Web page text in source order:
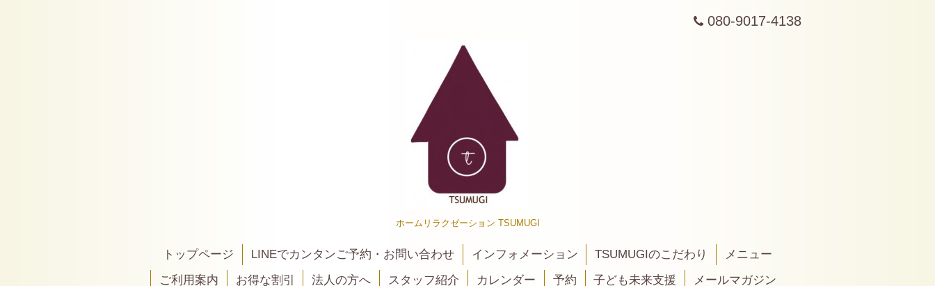
080-9017-4138
ホームリラクゼーション TSUMUGI
トップページ LINEでカンタンご予約・お問い合わせ インフォメーション TSUMUGIのこだわり
メニュー
ご利用案内
お得な割引 法人の方へ スタッフ紹介 カレンダー 予約 子ども未来支援
メールマガジン